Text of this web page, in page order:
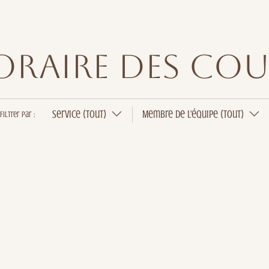
des
Filtrer par : Service (Tout) Membre de l'équipe (Tout)